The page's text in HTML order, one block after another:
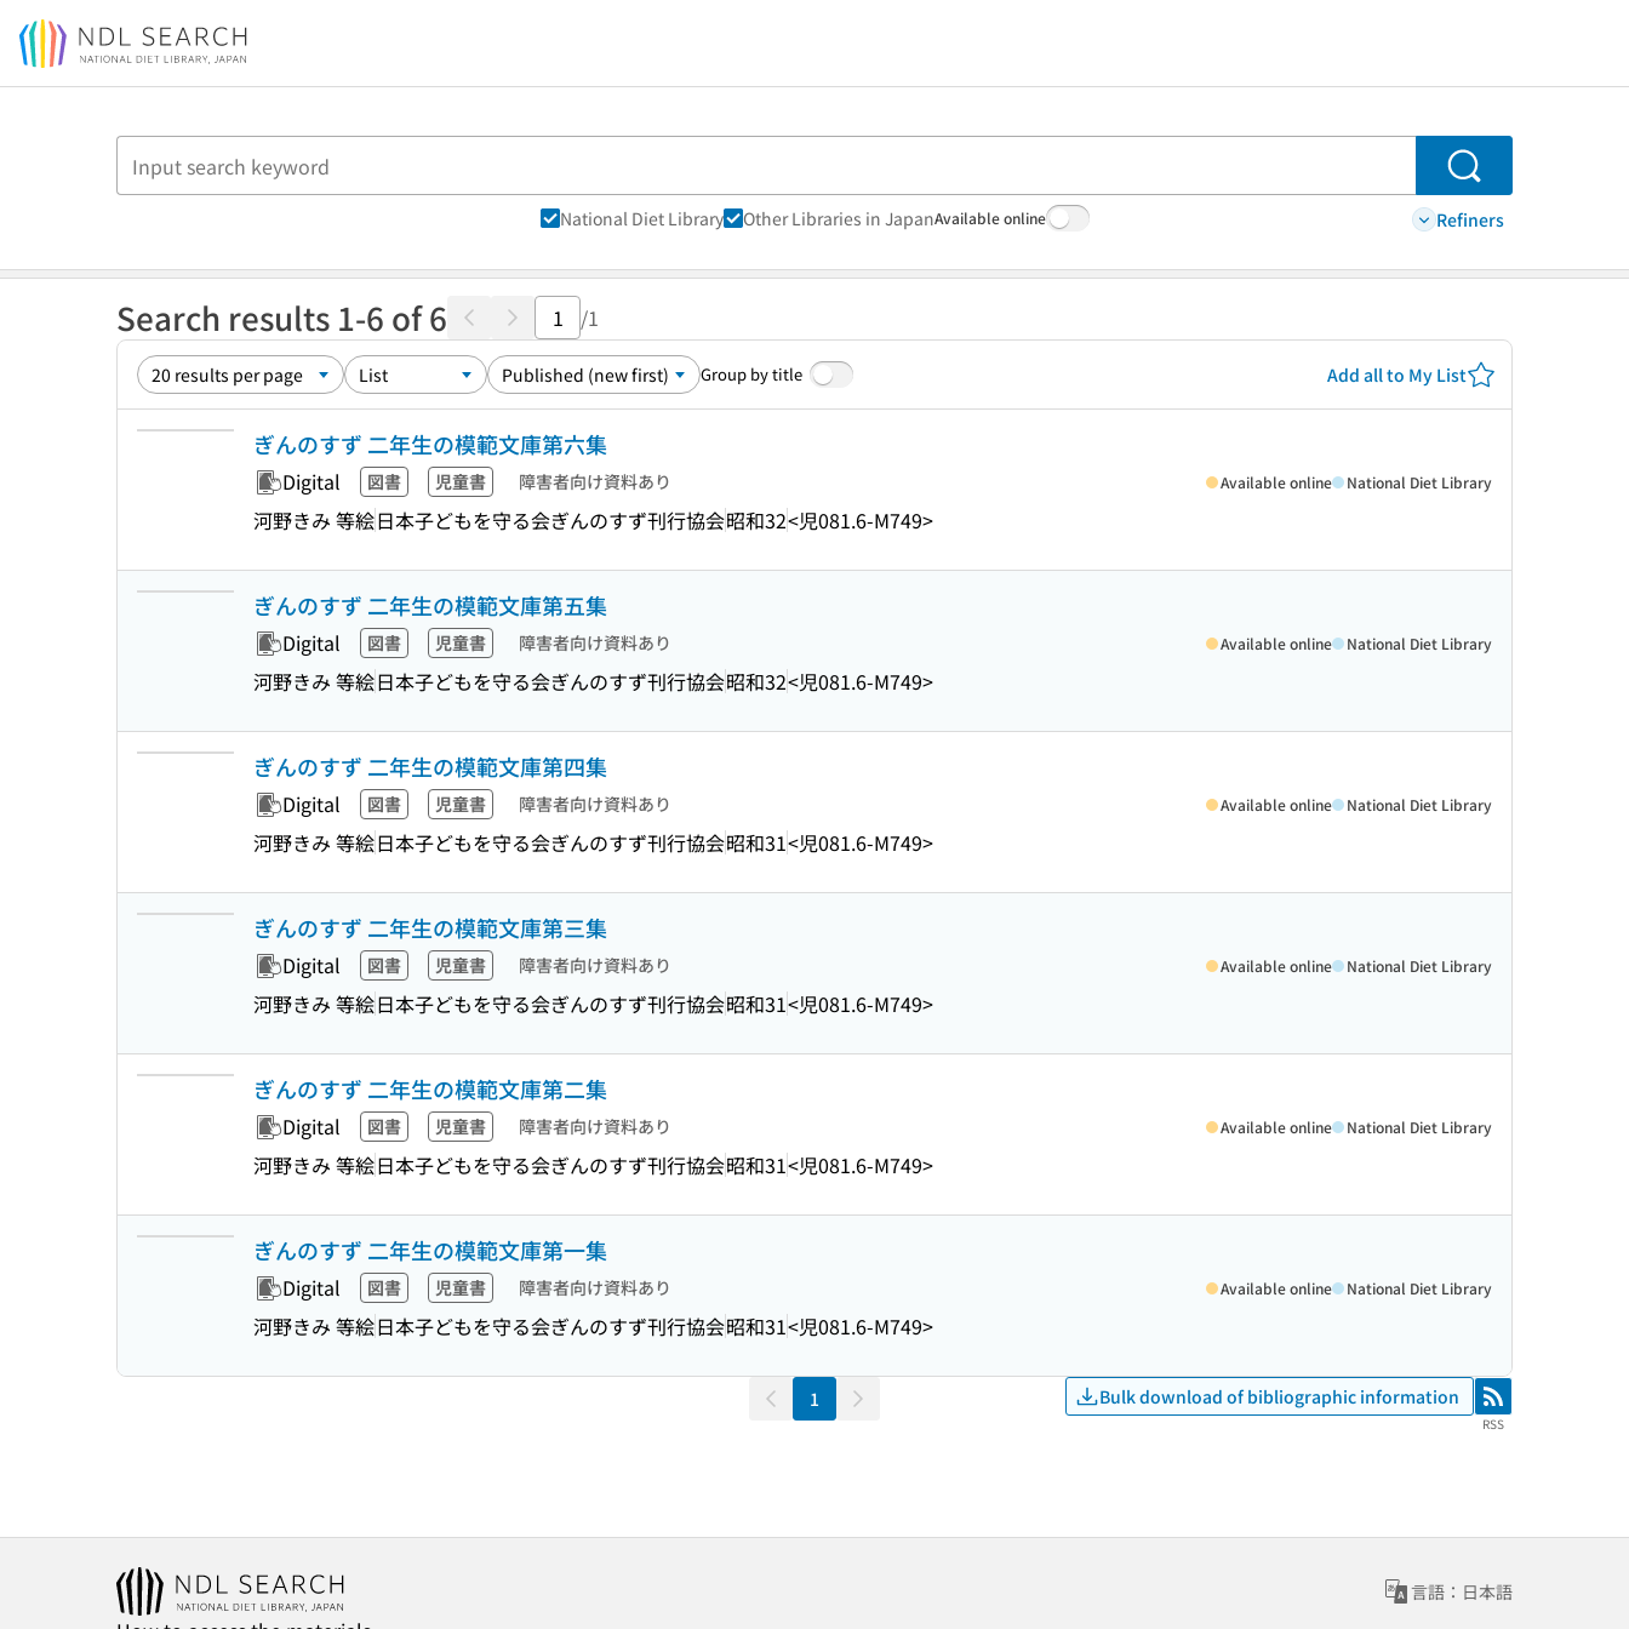
Jump to main content
Search
National Diet Library Other Libraries in JapanAvailable online Refiners
Search results 1-6 of 6 /1
Group by title Add all to My List
ぎんのすず 二年生の模範文庫第六集
Digital 図書 児童書 障害者向け資料あり
河野きみ 等絵日本子どもを守る会ぎんのすず刊行協会昭和32<児081.6-M749>
Available online National Diet Library
ぎんのすず 二年生の模範文庫第五集
Digital 図書 児童書 障害者向け資料あり
河野きみ 等絵日本子どもを守る会ぎんのすず刊行協会昭和32<児081.6-M749>
Available online National Diet Library
ぎんのすず 二年生の模範文庫第四集
Digital 図書 児童書 障害者向け資料あり
河野きみ 等絵日本子どもを守る会ぎんのすず刊行協会昭和31<児081.6-M749>
Available online National Diet Library
ぎんのすず 二年生の模範文庫第三集
Digital 図書 児童書 障害者向け資料あり
河野きみ 等絵日本子どもを守る会ぎんのすず刊行協会昭和31<児081.6-M749>
Available online National Diet Library
ぎんのすず 二年生の模範文庫第二集
Digital 図書 児童書 障害者向け資料あり
河野きみ 等絵日本子どもを守る会ぎんのすず刊行協会昭和31<児081.6-M749>
Available online National Diet Library
ぎんのすず 二年生の模範文庫第一集
Digital 図書 児童書 障害者向け資料あり
河野きみ 等絵日本子どもを守る会ぎんのすず刊行協会昭和31<児081.6-M749>
Available online National Diet Library
1 Bulk download of bibliographic information RSS
RSS
言語：日本語